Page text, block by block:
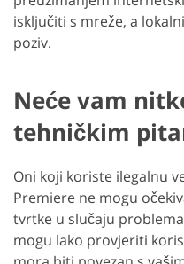
isključiti s mreže, a
poziv.
Neće vam
tehničkim
Oni koji koriste ilegalnu
Premiere ne mogu
tvrtke u slučaju
mogu lako provjeriti